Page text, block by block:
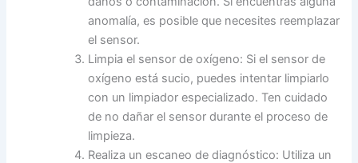
anomalía, es posible que necesites reemplazar
el sensor.
Limpia el sensor de oxígeno: Si el sensor de
oxígeno está sucio, puedes intentar limpiarlo
con un limpiador especializado. Ten cuidado
de no dañar el sensor durante el proceso de
limpieza.
Realiza un escaneo de diagnóstico: Utiliza un